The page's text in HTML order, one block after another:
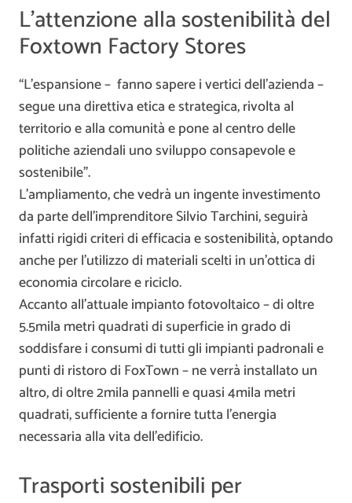
L’attenzione alla sostenibilità del
Foxtown Factory Stores
“L’espansione – fanno sapere i vertici dell’azienda –
segue una direttiva etica e strategica, rivolta al
territorio e alla comunità e pone al centro delle
politiche aziendali uno sviluppo consapevole e
sostenibile”.
L’ampliamento, che vedrà un ingente investimento
da parte dell’imprenditore Silvio Tarchini, seguirà
infatti rigidi criteri di efficacia e sostenibilità, optando
anche per l’utilizzo di materiali scelti in un’ottica di
economia circolare e riciclo.
Accanto all’attuale impianto fotovoltaico – di oltre
5.5mila metri quadrati di superficie in grado di
soddisfare i consumi di tutti gli impianti padronali e
punti di ristoro di FoxTown – ne verrà installato un
altro, di oltre 2mila pannelli e quasi 4mila metri
quadrati, sufficiente a fornire tutta l’energia
necessaria alla vita dell’edificio.
Trasporti sostenibili per